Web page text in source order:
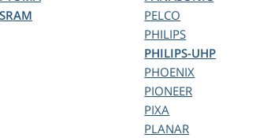
PELCO
PHILIPS
PHILIPS-UHP
PHOENIX
PIONEER
PIXA
PLANAR